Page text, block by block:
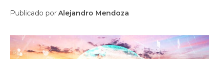
Publicado porAlejandro Mendoza